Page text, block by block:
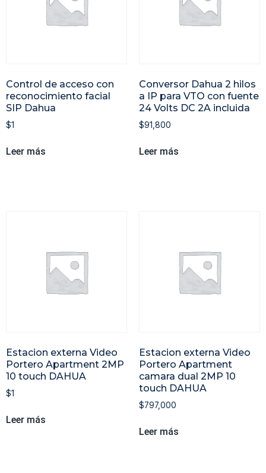
Control de acceso con
reconocimiento facial
SIP Dahua
$1
Leer más
Conversor Dahua 2 hilos
a IP para VTO con fuente
24 Volts DC 2A incluida
$91,800
Leer más
Estacion externa Video
Portero Apartment 2MP
10 touch DAHUA
$1
Leer más
Estacion externa Video
Portero Apartment
camara dual 2MP 10
touch DAHUA
$797,000
Leer más